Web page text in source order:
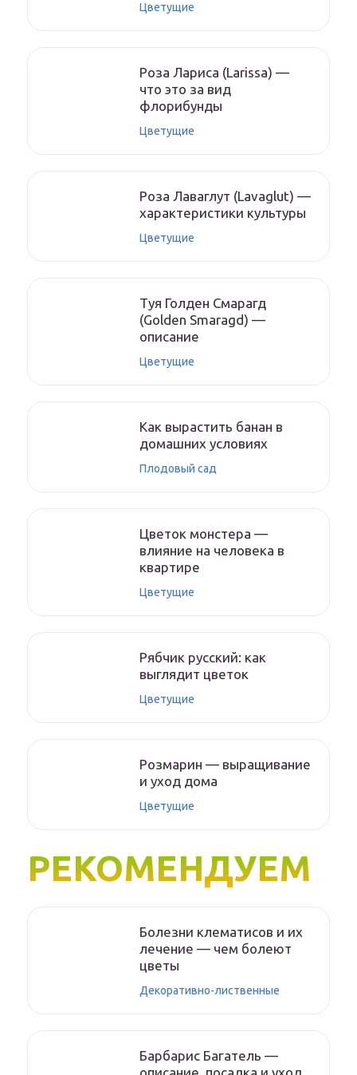
Цветущие
Роза Лариса (Larissa) —
что это за вид
флорибунды
Цветущие
Роза Лаваглут (Lavaglut) —
характеристики культуры
Цветущие
Туя Голден Смарагд
(Golden Smaragd) —
описание
Цветущие
Как вырастить банан в
домашних условиях
Плодовый сад
Цветок монстера —
влияние на человека в
квартире
Цветущие
Рябчик русский: как
выглядит цветок
Цветущие
Розмарин — выращивание
и уход дома
Цветущие
РЕКОМЕНДУЕМ
Болезни клематисов и их
лечение — чем болеют
цветы
Декоративно-лиственные
Барбарис Багатель —